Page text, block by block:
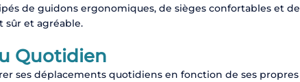
de guidons ergonomiques, de sièges confortables et de
sûr et agréable.
Quotidien
ses déplacements quotidiens en fonction de ses propres